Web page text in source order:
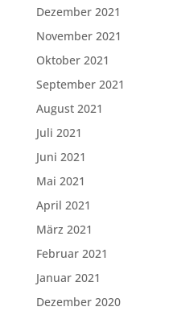
Dezember 2021
November 2021
Oktober 2021
September 2021
August 2021
Juli 2021
Juni 2021
Mai 2021
April 2021
März 2021
Februar 2021
Januar 2021
Dezember 2020